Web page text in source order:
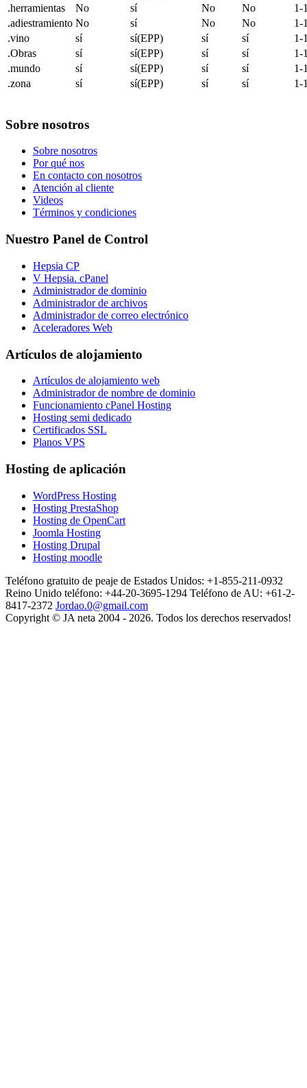
.herramientas
No sí No No
1-
.adiestramiento No sí No No
1-
.vino
sí sí(EPP) sí sí
1-
.Obras
sí sí(EPP) sí sí
1-
.mundo
sí sí(EPP) sí sí
1-
.zona
sí sí(EPP) sí sí 1-
Sobre nosotros
Sobre nosotros
Por qué nos
En contacto con nosotros
Atención al cliente
Videos
Términos y condiciones
Nuestro Panel de Control
Hepsia CP
V Hepsia. cPanel
Administrador de dominio
Administrador de archivos
Administrador de correo electrónico
Aceleradores Web
Artículos de alojamiento
Artículos de alojamiento web
Administrador de nombre de dominio
Funcionamiento cPanel Hosting
Hosting semi dedicado
Certificados SSL
Planos VPS
Hosting de aplicación
WordPress Hosting
Hosting PrestaShop
Hosting de OpenCart
Joomla Hosting
Hosting Drupal
Hosting moodle
Teléfono gratuito de peaje de Estados Unidos: +1-855-211-0932
Reino Unido teléfono: +44-20-3695-1294 Teléfono de AU: +61-2-
8417-2372 Jordao.0@gmail.com
Copyright © JA neta 2004 - 2026. Todos los derechos reservados!